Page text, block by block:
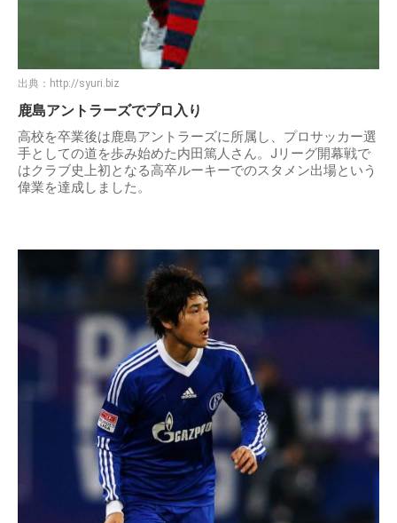
出典： http://syuri.biz
鹿島アントラーズでプロ入り
高校を卒業後は鹿島アントラーズに所属し、プロサッカー選
手としての道を歩み始めた内田篤人さん。Jリーグ開幕戦で
はクラブ史上初となる高卒ルーキーでのスタメン出場という
偉業を達成しました。